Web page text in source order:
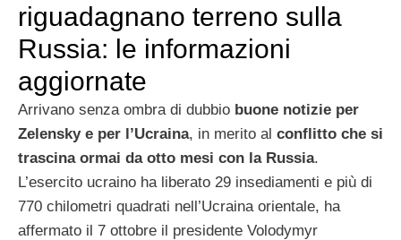
riguadagnano terreno sulla
Russia: le informazioni
aggiornate
Arrivano senza ombra di dubbio buone notizie per
Zelensky e per l’Ucraina, in merito al conflitto che si
trascina ormai da otto mesi con la Russia.
L’esercito ucraino ha liberato 29 insediamenti e più di
770 chilometri quadrati nell’Ucraina orientale, ha
affermato il 7 ottobre il presidente Volodymyr